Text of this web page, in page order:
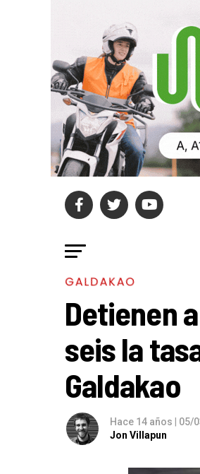
GALDAKAO
Detienen
seis la
Galdakao
Hace 14 años | 05/
Jon Villapun